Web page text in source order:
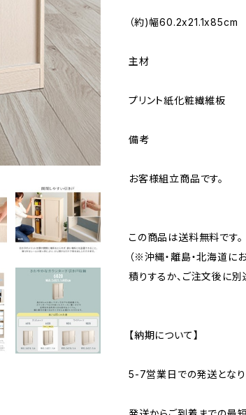
（約)幅60.2x21.1x85cm
主材
プリント紙化粧繊維板
備考
お客様組立商品です。
この商品は送料無料です。
（※沖縄・離島・北海道に
積りするか、ご注文後に別
【納期について】
5-7営業日での発送となり